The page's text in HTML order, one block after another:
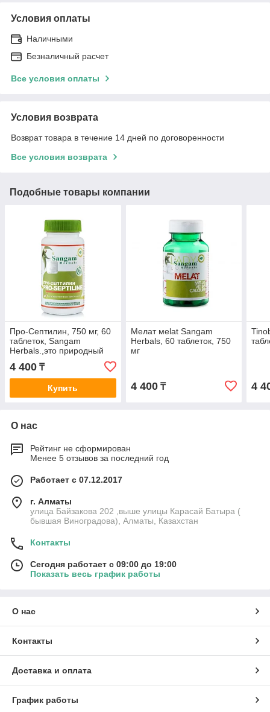
Условия оплаты
Наличными
Безналичный расчет
Все условия оплаты
Условия возврата
Возврат товара в течение 14 дней по договоренности
Все условия возврата
Подобные товары компании
Про-Септилин, 750 мг, 60
таблеток, Sangam
Herbals.,это природный
иммуномодулятор,
выводит токсины
4 400 ₸
Купить
Мелат мelat Sangam
Herbals, 60 таблеток, 750
мг
4 400₸ 4
О нас
Рейтинг не сформирован
Менее 5 отзывов за последний год
Работает с 07.12.2017
г. Алматы
улица Байзакова 202 ,выше улицы Карасай Батыра (
бывшая Виноградова), Алматы, Казахстан
Контакты
Сегодня работает с 09:00 до 19:00
Показать весь график работы
О нас
Контакты
Доставка и оплата
График работы